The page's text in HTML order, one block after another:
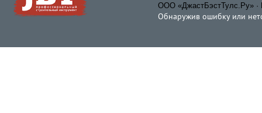
ООО «ДжастБэстТулс.Ру» ·
Обнаружив ошибку или